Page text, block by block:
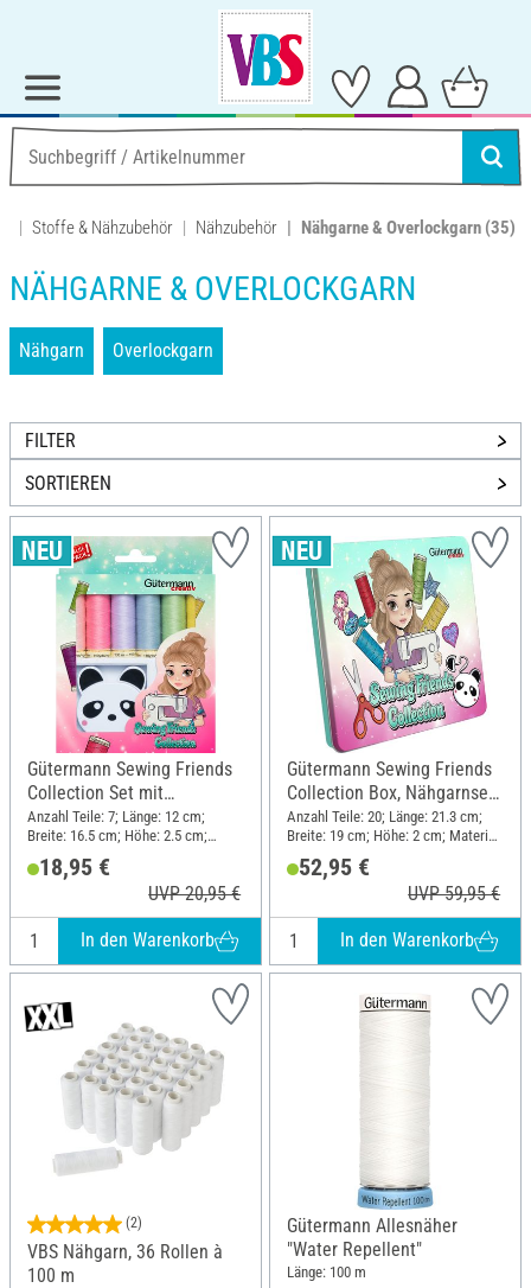
Stoffe & Nähzubehör Nähzubehör Nähgarne & Overlockgarn (35)
NÄHGARNE & OVERLOCKGARN
Nähgarn Overlockgarn
FILTER
SORTIEREN
Gütermann Sewing Friends
Collection Set mit
Rollmaßband Panda
Anzahl Teile: 7; Länge: 12 cm;
Breite: 16.5 cm; Höhe: 2.5 cm;
Kunststoff
18,95 €
UVP 20,95 €
In den Warenkorb
Gütermann Sewing Friends
Collection Box, Nähgarnset
15 x 100 m, inkl. Zugehör
Anzahl Teile: 20; Länge: 21.3 cm;
Breite: 19 cm; Höhe: 2 cm; Material:
52,95 €
UVP 59,95 €
In den Warenkorb
(2)
VBS Nähgarn, 36 Rollen à
100 m
Gütermann Allesnäher
"Water Repellent"
Länge: 100 m